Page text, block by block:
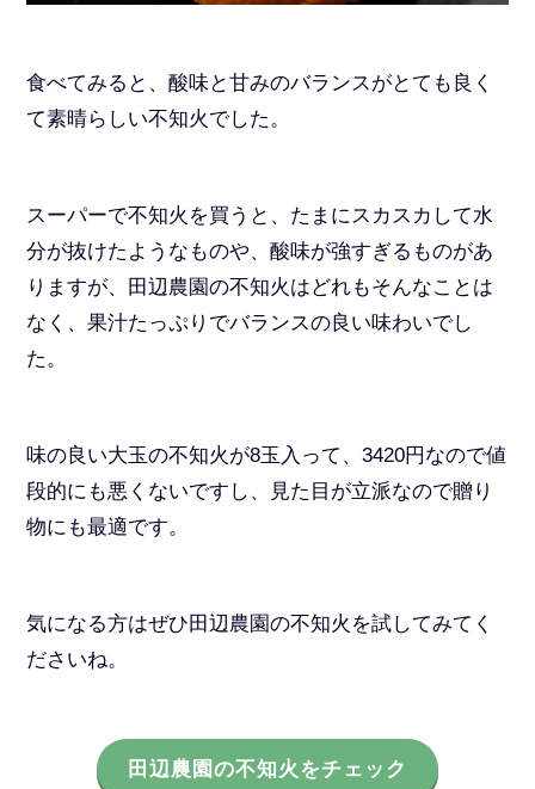
食べてみると、酸味と甘みのバランスがとても良く
て素晴らしい不知火でした。
スーパーで不知火を買うと、たまにスカスカして水
分が抜けたようなものや、酸味が強すぎるものがあ
りますが、田辺農園の不知火はどれもそんなことは
なく、果汁たっぷりでバランスの良い味わいでし
た。
味の良い大玉の不知火が8玉入って、3420円なので値
段的にも悪くないですし、見た目が立派なので贈り
物にも最適です。
気になる方はぜひ田辺農園の不知火を試してみてく
ださいね。
田辺農園の不知火をチェック